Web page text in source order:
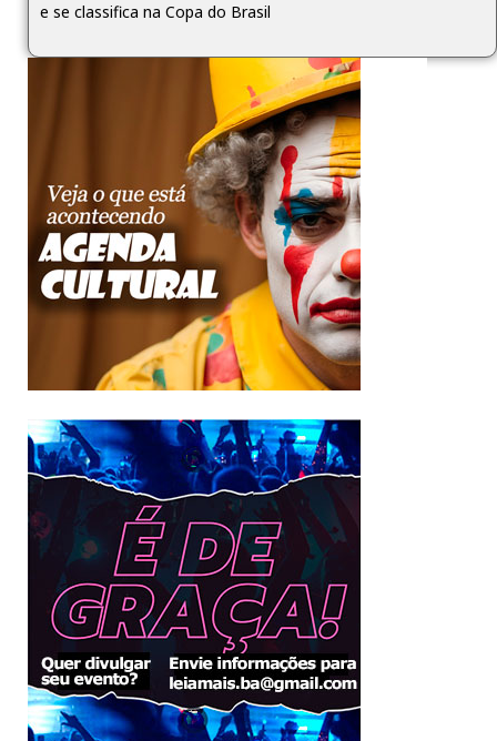
e se classifica na Copa do Brasil